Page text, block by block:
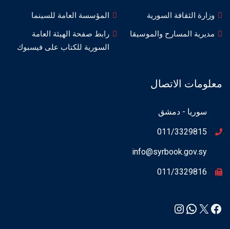
وزارة الثقافة السورية
المؤسسة العامة للسينما
مديرية المسارح والموسيقا
رابط صفحة الهيئة العامة
السورية للكتاب على فيسبوك
معلومات الاتصال
سوريا - دمشق
011/3329815
info@syrbook.gov.sy
011/3329816
Facebook
X
WhatsApp